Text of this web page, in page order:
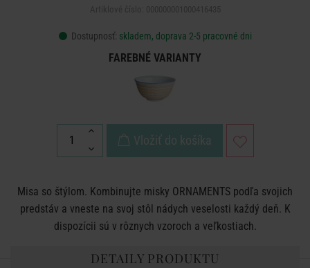
Dostupnosť: skladem, doprava 2-5 pracovné dni
FAREBNÉ VARIANTY
Vložiť do košíka
Misa so štýlom. Kombinujte misky ORNAMENTS podľa svojich
predstáv a vneste na svoj stôl nádych veselosti každý deň. K
dispozícii sú v rôznych vzoroch a veľkostiach.
DETAILY PRODUKTU